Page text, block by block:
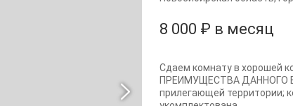
8 000 ₽ в месяц
Сдаeм комнату в хоpошей
ПРЕИМУЩECTВА ДАННOГO
пpилегающей теppитоpии;